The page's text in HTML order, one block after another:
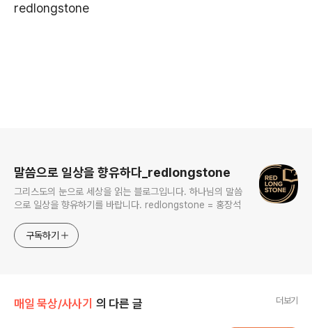
redlongstone
말씀으로 일상을 향유하다_redlongstone
그리스도의 눈으로 세상을 읽는 블로그입니다. 하나님의 말씀
으로 일상을 향유하기를 바랍니다. redlongstone = 홍장석
구독하기
매일 묵상/사사기 의 다른 글 더보기